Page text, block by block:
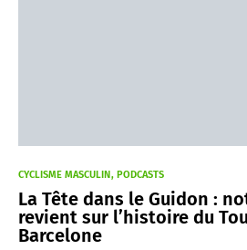
CYCLISME MASCULIN PODCASTS
La Tête dans le Guidon :
revient sur l’histoire du
Barcelone